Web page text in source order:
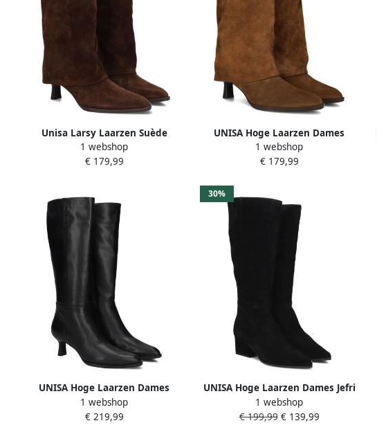
Unisa Larsy Laarzen Suède
Dames Bruin
1 webshop
€ 179,99
UNISA Hoge Laarzen Dames
Larsy Maat: 37 Materiaal: Suède
Kleur: Bruin
1 webshop
€ 179,99
UNISA Hoge Laarzen Dames
Lebras Maat: 41 Materiaal: Leer
Kleur: Zwart
1 webshop
€ 219,99
30%
UNISA Hoge Laarzen Dames Jefri
Maat: 42 Materiaal: Suède Kleur:
Zwart
1 webshop
€ 199,99€ 139,99